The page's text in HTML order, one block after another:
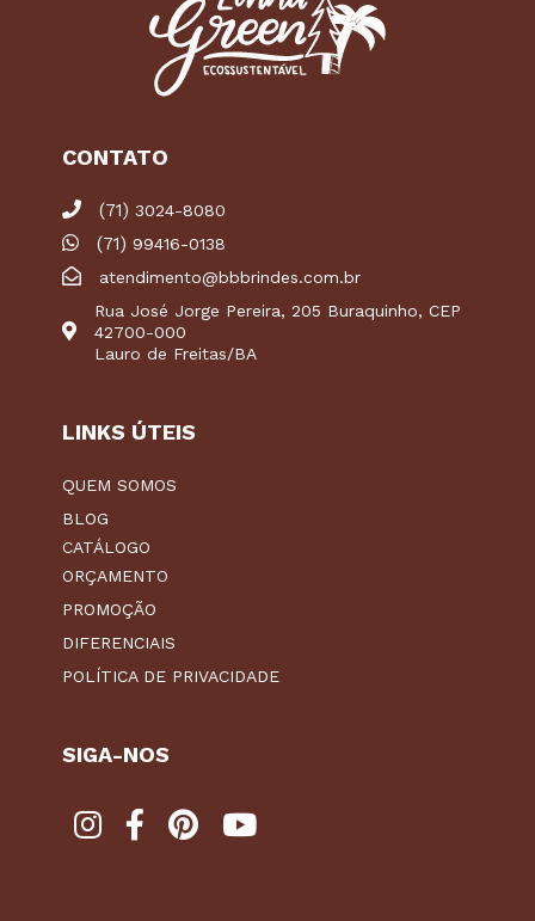
CONTATO
(71) 3024-8080
(71) 99416-0138
atendimento@bbbrindes.com.br
Rua José Jorge Pereira, 205 Buraquinho, CEP
42700-000
Lauro de Freitas/BA
LINKS ÚTEIS
QUEM SOMOS
BLOG
CATÁLOGO
ORÇAMENTO
PROMOÇÃO
DIFERENCIAIS
POLÍTICA DE PRIVACIDADE
SIGA-NOS